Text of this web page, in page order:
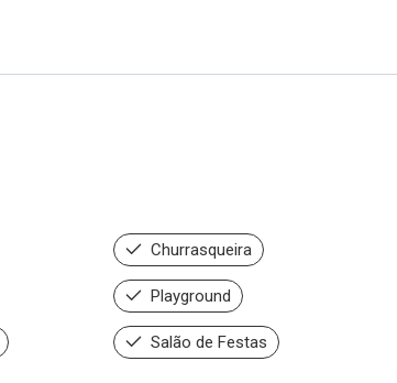
Churrasqueira
Playground
Salão de Festas